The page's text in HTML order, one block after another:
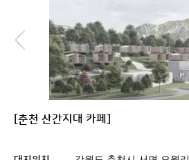
[춘천 산간지대 카페]